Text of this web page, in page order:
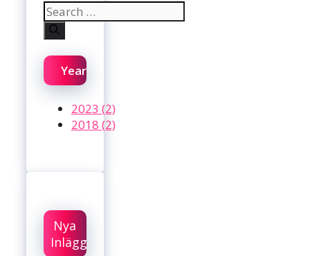
Search
for:
Year
2023 (2)
2018 (2)
Nya
Inlägg